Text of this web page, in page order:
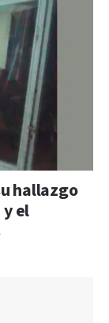
hallazgo
el